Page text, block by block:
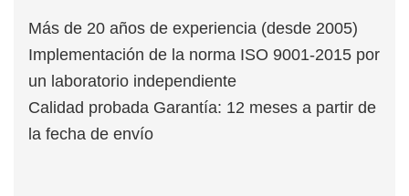
Más de 20 años de experiencia (desde 2005)
Implementación de la norma ISO 9001-2015 por
un laboratorio independiente
Calidad probada Garantía: 12 meses a partir de
la fecha de envío